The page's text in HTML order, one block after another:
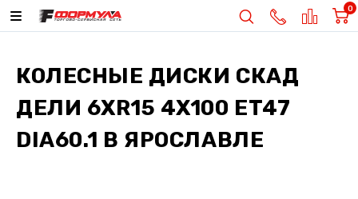
0
КОЛЕСНЫЕ ДИСКИ СКАД
ДЕЛИ 6XR15 4X100 ET47
DIA60.1 В ЯРОСЛАВЛЕ